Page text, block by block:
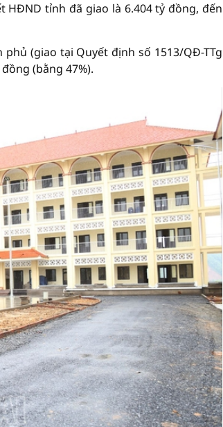
HĐND tỉnh đã giao là 6.404 tỷ đồng, đến
(giao tại Quyết định số 1513/QĐ-TTg
(bằng 47%).